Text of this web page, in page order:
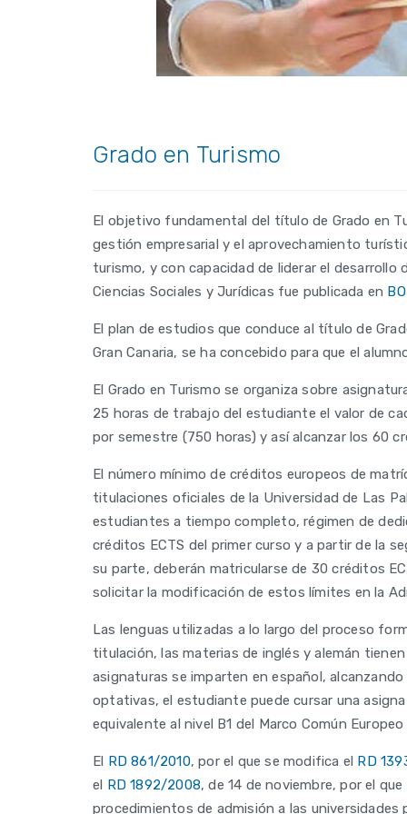
Grado en Turismo
El objetivo fundamental del título de Grado en
gestión empresarial y el aprovechamiento
turismo, y con capacidad de liderar el
Ciencias Sociales y Jurídicas fue publicada en
El plan de estudios que conduce al título de
Gran Canaria, se ha concebido para que el
El Grado en Turismo se organiza sobre
25 horas de trabajo del estudiante el valor de
por semestre (750 horas) y así alcanzar los 60
El número mínimo de créditos europeos de
titulaciones oficiales de la Universidad de Las
estudiantes a tiempo completo, régimen de
créditos ECTS del primer curso y a partir de la
su parte, deberán matricularse de 30 créditos
solicitar la modificación de estos límites en la
Las lenguas utilizadas a lo largo del proceso
titulación, las materias de inglés y alemán
asignaturas se imparten en español,
optativas, el estudiante puede cursar una
equivalente al nivel B1 del Marco Común
El RD 861/2010, por el que se modifica el RD
el RD 1892/2008, de 14 de noviembre, por el
procedimientos de admisión a las